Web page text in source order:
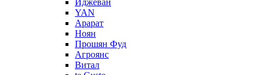
Иджеван
YAN
Арарат
Ноян
Прошян Фуд
Агроянс
Витал